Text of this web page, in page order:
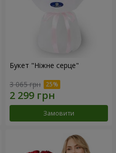
Букет "Ніжне серце"
3 065 грн
Замовити